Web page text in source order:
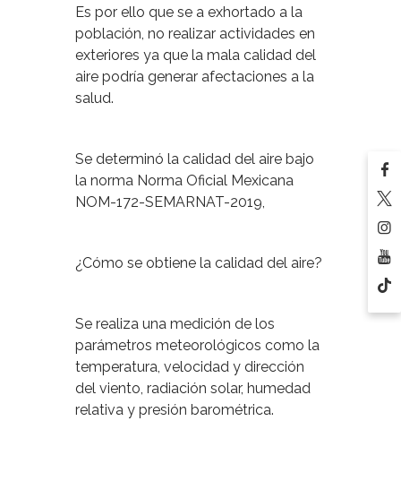
Es por ello que se a exhortado a la
población, no realizar actividades en
exteriores ya que la mala calidad del
aire podría generar afectaciones a la
salud.
Se determinó la calidad del aire bajo
la norma Norma Oficial Mexicana
NOM-172-SEMARNAT-2019,
¿Cómo se obtiene la calidad del aire?
Se realiza una medición de los
parámetros meteorológicos como la
temperatura, velocidad y dirección
del viento, radiación solar, humedad
relativa y presión barométrica.